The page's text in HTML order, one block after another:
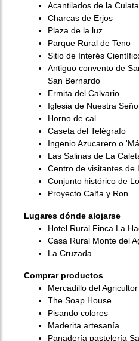
Acantilados de la Culata
Charcas de Erjos
Plaza de la luz
Parque Rural de Teno
Sitio de Interés
Antiguo convento de
San Bernardo
Ermita del Calvario
Iglesia de Nuestra
Horno de cal
Caseta del Telégrafo
Ingenio Azucarero o
Las Salinas de La
Centro de visitantes de
Conjunto histórico de
Proyecto Caña y Ron
Lugares dónde alojarse
Hotel Rural Finca La
Casa Rural Monte del
La Cruzada
Comprar productos
Mercadillo del
The Soap House
Pisando colores
Maderita artesanía
Panadería pastelería